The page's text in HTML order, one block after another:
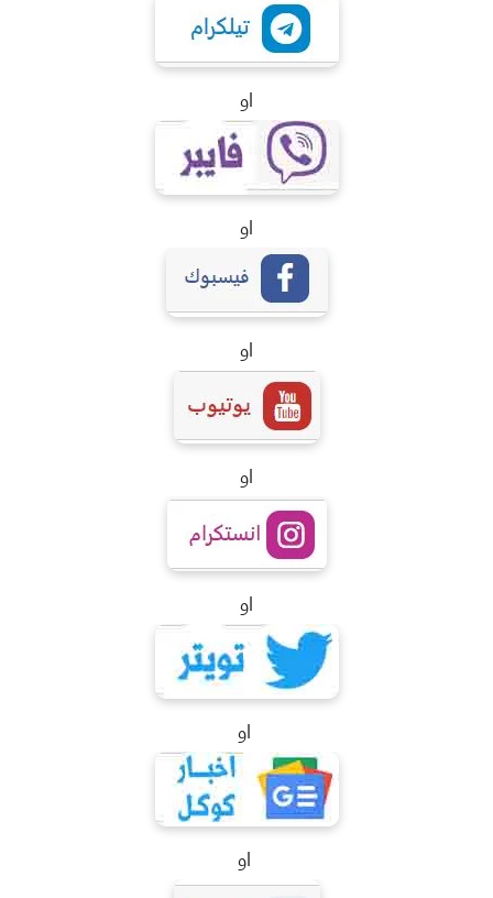
او
او
او
او
او
او
او